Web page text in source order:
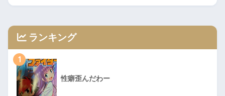
ランキング
1
性癖歪んだわー